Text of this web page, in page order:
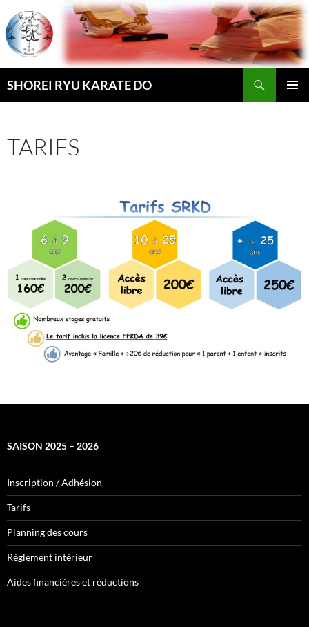
au
contenu
SHOREI RYU KARATE DO
TARIFS
SAISON 2025 – 2026
Inscription / Adhésion
Tarifs
Planning des cours
Réglement intérieur
Aides financières et réductions